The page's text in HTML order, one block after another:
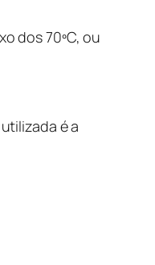
dos 70ºC, ou
é a